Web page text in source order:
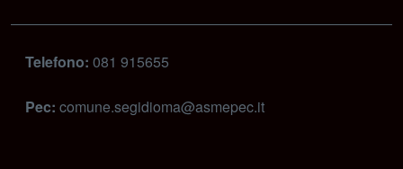
Telefono: 081 915655
Pec: comune.segidioma@asmepec.it